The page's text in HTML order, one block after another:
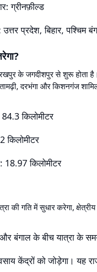
ग्रीनफ़ील्ड
उत्तर प्रदेश, बिहार, पश्चिम
के जगदीशपुर से शुरू होता
दरभंगा और किशनगंज
किलोमीटर
किलोमीटर
18.97 किलोमीटर
की गति में सुधार करेगा,
बंगाल के बीच यात्रा के
केंद्रों को जोड़ेगा। यह